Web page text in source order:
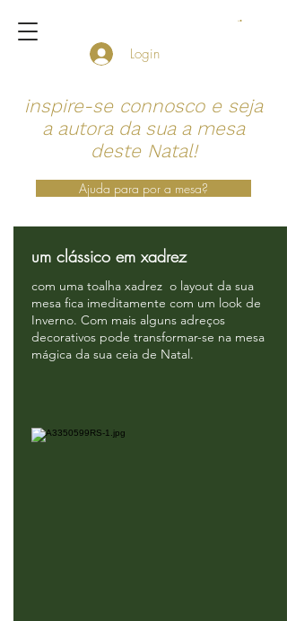
Login
inspire-se connosco e seja
a autora da sua a mesa
deste Natal!
Ajuda para por a mesa?
um clássico em xadrez
com uma toalha xadrez o layout da sua
mesa fica imeditamente com um look de
Inverno. Com mais alguns adreços
decorativos pode transformar-se na mesa
mágica da sua ceia de Natal.